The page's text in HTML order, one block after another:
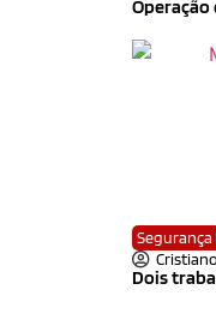
Operação
Segurança
Dois